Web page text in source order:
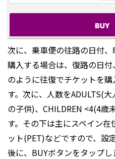
次に、乗車便の往路の日付
購入する場合は、復路の日
のように往復でチケットを
す。次に、人数をADULTS(
の子供)、CHILDREN <4(4歳
す。その下は主にスペイン
ット(PET)などですので、設
後に、BUYボタンをタップし